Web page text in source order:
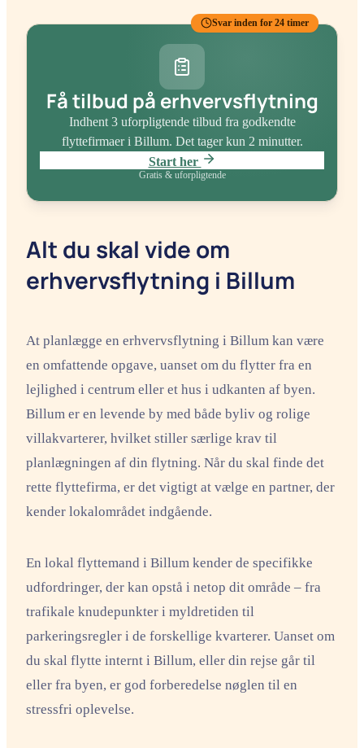
Få tilbud på erhvervsflytning
Indhent 3 uforpligtende tilbud fra godkendte
flyttefirmaeri Billum. Det tager kun 2 minutter.
Start her
Gratis & uforpligtende
Svar inden for 24 timer
Alt du skal vide om
erhvervsflytning i Billum
At planlægge en erhvervsflytning i Billum kan være
en omfattende opgave, uanset om du flytter fra en
lejlighed i centrum eller et hus i udkanten af byen.
Billum er en levende by med både byliv og rolige
villakvarterer, hvilket stiller særlige krav til
planlægningen af din flytning. Når du skal finde det
rette flyttefirma, er det vigtigt at vælge en partner, der
kender lokalområdet indgående.
En lokal flyttemand i Billum kender de specifikke
udfordringer, der kan opstå i netop dit område – fra
trafikale knudepunkter i myldretiden til
parkeringsregler i de forskellige kvarterer. Uanset om
du skal flytte internt i Billum, eller din rejse går til
eller fra byen, er god forberedelse nøglen til en
stressfri oplevelse.